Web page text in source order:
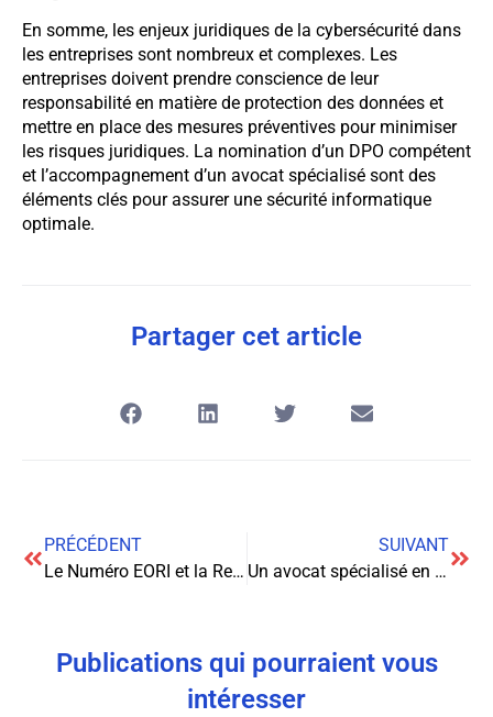
En somme, les enjeux juridiques de la cybersécurité dans
les entreprises sont nombreux et complexes. Les
entreprises doivent prendre conscience de leur
responsabilité en matière de protection des données et
mettre en place des mesures préventives pour minimiser
les risques juridiques. La nomination d’un DPO compétent
et l’accompagnement d’un avocat spécialisé sont des
éléments clés pour assurer une sécurité informatique
optimale.
Partager cet article
PRÉCÉDENT
Le Numéro EORI et la Responsabilité des Conseillers en Douane : Comprendre les Enjeux et les Obligations
SUIVANT
Un avocat spécialisé en affaires de stupéfiants : les clés pour une défense réussie
Publications qui pourraient vous
intéresser